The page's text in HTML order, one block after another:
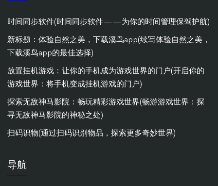
时间同步软件(时间同步软件——为你的时间管理保驾护航)
新标题：体验自然之美，下载溪鸟app(续写体验自然之美，
下载溪鸟app的最佳选择)
放置挂机游戏：让你的手机成为游戏世界的门户(开启你的
游戏世界：将手机变成挂机游戏的门户)
探索无敌神马影院：畅玩精彩游戏世界(畅游游戏世界：探
寻无敌神马影院的神秘之处)
扫码识物(通过扫码识别物品，探索更多奇妙世界)
导航